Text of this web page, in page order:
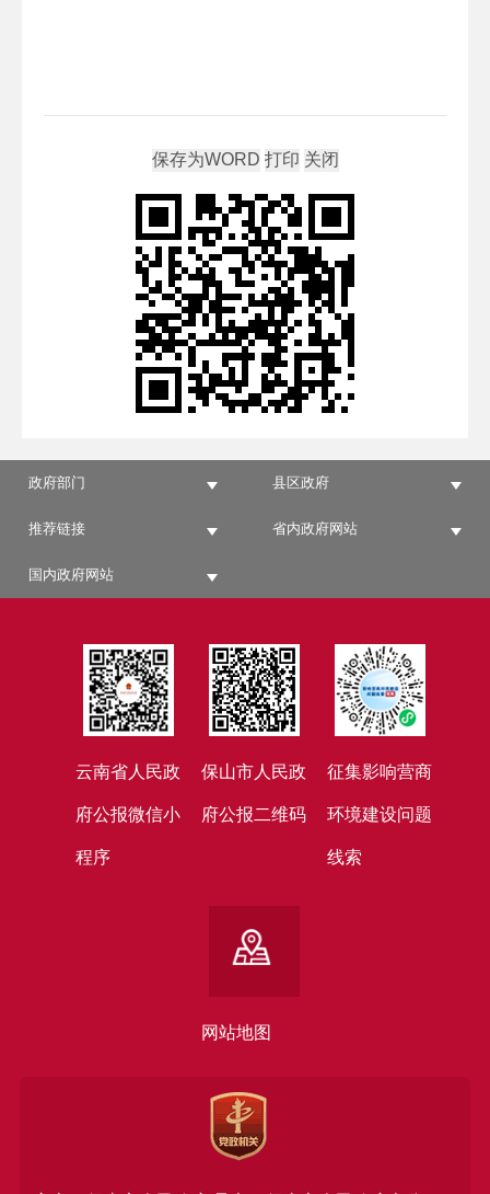
政府部门 县区政府
推荐链接 省内政府网站
国内政府网站
云南省人民政
府公报微信小
程序
保山市人民政
府公报二维码
征集影响营商
环境建设问题
线索
网站地图